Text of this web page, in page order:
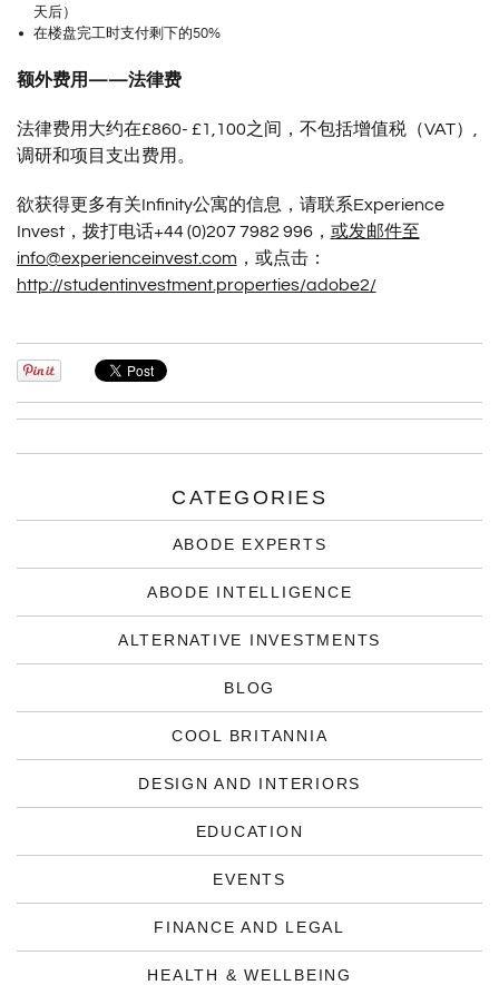
天后）
在楼盘完工时支付剩下的50%
额外费用——法律费
法律费用大约在£860- £1,100之间，不包括增值税（VAT）,
调研和项目支出费用。
欲获得更多有关Infinity公寓的信息，请联系Experience
Invest，拨打电话+44 (0)207 7982 996， 或发邮件至
info@experienceinvest.com ，或点击：
http://studentinvestment.properties/adobe2/
CATEGORIES
ABODE EXPERTS
ABODE INTELLIGENCE
ALTERNATIVE INVESTMENTS
BLOG
COOL BRITANNIA
DESIGN AND INTERIORS
EDUCATION
EVENTS
FINANCE AND LEGAL
HEALTH & WELLBEING